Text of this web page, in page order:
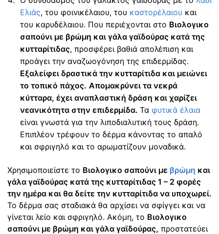
Ελιάς, του φοινικέλαιου, του καστορέλαιου και
του καρυδέλαιου. Που περιέχονται στο Βιολογικο
σαπούνι με βρώμη και γάλα γαϊδούρας κατά της
κυτταρίτιδας, προσφέρει βαθιά απολέπιση και
προάγει την αναζωογόνηση της επιδερμίδας.
Εξαλείφει δραστικά την κυτταρίτιδα και μειώνει
το τοπικό πάχος. Απομακρύνει τα νεκρά
κύτταρα, έχει αναπλαστική δράση και χαρίζει
νεανικότητα στην επιδερμίδα. Τα φυτικά έλαια
είναι γνωστά για την λιποδιαλυτική τους δράση.
Επιπλέον τρέφουν το δέρμα κάνοντας το απαλό
και σφριγηλό και το αρωματίζουν μοναδικά.
Χρησιμοποιείστε το Βιολογικο σαπούνι με βρώμη και
γάλα γαϊδούρας κατά της κυτταρίτιδας 1 – 2 φορές
την ημέρα και θα δείτε την κυτταρίτιδα να υποχωρεί.
Το δέρμα σας σταδιακά θα αρχίσει να σφίγγει και να
γίνεται λείο και σφριγηλό. Ακόμη, το Βιολογικο
σαπούνι με βρώμη και γάλα γαϊδούρας, προστατεύει